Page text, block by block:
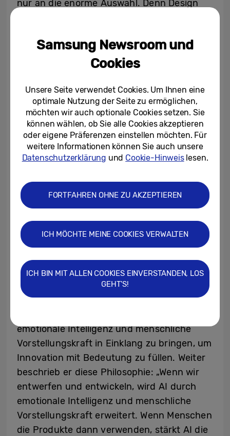
nur an die enorme Auswahl. Denn Design
schaffen.“
Die Podiumsdiskussion befasste sich
anschließend mit der Frage, wie AI neue
Gestaltungsmöglichkeiten eröffnen kann,
wenn sie von menschlichen Werten geprägt
ist. Die Podiumsteilnehmer*innen waren
entfaltet, wenn sie von emotionaler
Intelligenz und menschlicher
Ersatz für menschliche Kreativität, sondern
als eine Möglichkeit diese zu erweitern.
Chief Design Officer Mauro Porcini brachte
dies auf die Formel „AI × (EI + HI)” (Artifcial
Intelligence x (Emotional Intelligence +
emotionale Intelligenz und menschliche
Vorstellungskraft in Einklang zu bringen, um
Innovation mit Bedeutung zu füllen. Weiter
beschrieb er diese Philosophie: „Wenn wir
entwerfen und entwickeln, wird AI durch
emotionale Intelligenz und menschliche
Vorstellungskraft erweitert. Wenn Menschen
die Produkte dann verwenden, stärkt AI die
Samsung Newsroom und
Cookies
Unsere Seite verwendet Cookies. Um Ihnen eine
optimale Nutzung der Seite zu ermöglichen,
möchten wir auch optionale Cookies setzen. Sie
können wählen, ob Sie alle Cookies akzeptieren
oder eigene Präferenzen einstellen möchten. Für
weitere Informationen können Sie auch unsere
Datenschutzerklärung und Cookie-Hinweislesen.
FORTFAHREN OHNE ZU AKZEPTIEREN
ICH MÖCHTE MEINE COOKIES VERWALTEN
ICH BIN MIT ALLEN COOKIES EINVERSTANDEN, LOS
GEHT'S!